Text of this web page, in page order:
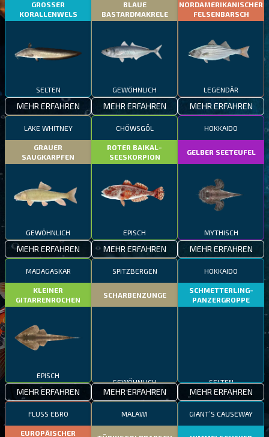
GROSSER
KORALLENWELS
SELTEN
MEHR ERFAHREN
BLAUE
BASTARDMAKRELE
GEWÖHNLICH
MEHR ERFAHREN
NORDAMERIKANISCHER
FELSENBARSCH
LEGENDÄR
MEHR ERFAHREN
LAKE WHITNEY
GRAUER
SAUGKARPFEN
GEWÖHNLICH
MEHR ERFAHREN
CHÖWSGÖL
ROTER BAIKAL-
SEESKORPION
EPISCH
MEHR ERFAHREN
HOKKAIDO
GELBER SEETEUFEL
MYTHISCH
MEHR ERFAHREN
MADAGASKAR
KLEINER
GITARRENROCHEN
EPISCH
MEHR ERFAHREN
SPITZBERGEN
SCHARBENZUNGE
MEHR ERFAHREN
HOKKAIDO
SCHMETTERLING-
PANZERGROPPE
MEHR ERFAHREN
FLUSS EBRO
EUROPÄISCHER
MALAWI GIANT’S CAUSEWAY